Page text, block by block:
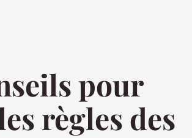
pour
règles des